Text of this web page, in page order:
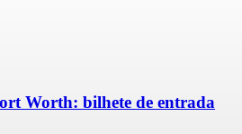
Worth: bilhete de entrada